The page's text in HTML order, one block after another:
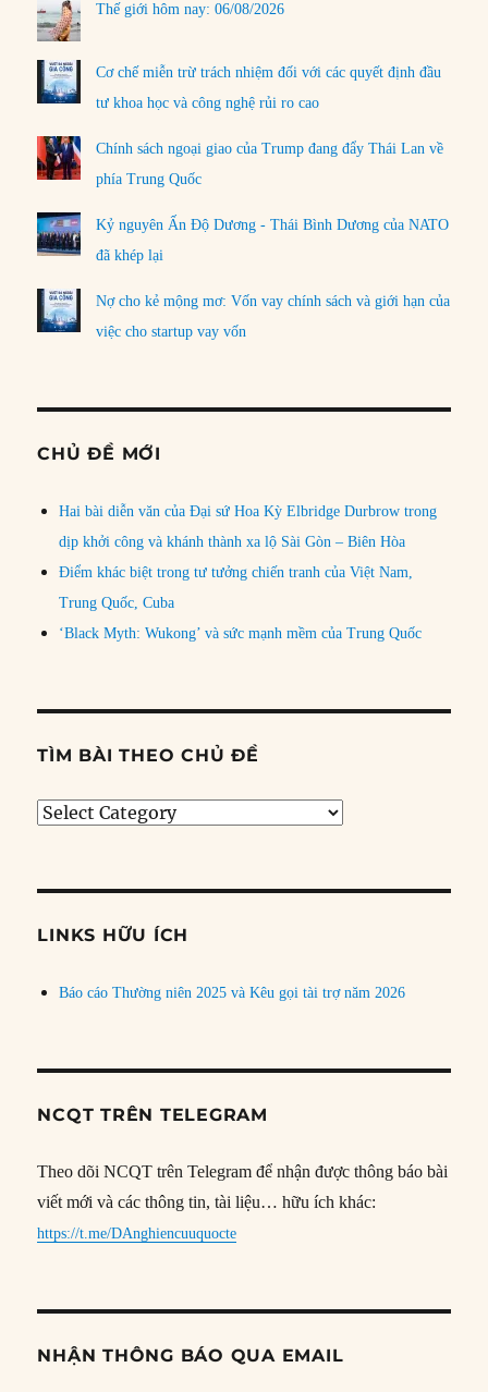
Thế giới hôm nay: 06/08/2026
Cơ chế miễn trừ trách nhiệm đối với các quyết định đầu
tư khoa học và công nghệ rủi ro cao
Chính sách ngoại giao của Trump đang đẩy Thái Lan về
phía Trung Quốc
Kỷ nguyên Ấn Độ Dương - Thái Bình Dương của NATO
đã khép lại
Nợ cho kẻ mộng mơ: Vốn vay chính sách và giới hạn của
việc cho startup vay vốn
CHỦ ĐỀ MỚI
Hai bài diễn văn của Đại sứ Hoa Kỳ Elbridge Durbrow trong
dịp khởi công và khánh thành xa lộ Sài Gòn – Biên Hòa
Điểm khác biệt trong tư tưởng chiến tranh của Việt Nam,
Trung Quốc, Cuba
‘Black Myth: Wukong’ và sức mạnh mềm của Trung Quốc
TÌM BÀI THEO CHỦ ĐỀ
Tìm
đề
LINKS HỮU ÍCH
Báo cáo Thường niên 2025 và Kêu gọi tài trợ năm 2026
NCQT TRÊN TELEGRAM
Theo dõi NCQT trên Telegram để nhận được thông báo bài
viết mới và các thông tin, tài liệu… hữu ích khác:
https://t.me/DAnghiencuuquocte
NHẬN THÔNG BÁO QUA EMAIL